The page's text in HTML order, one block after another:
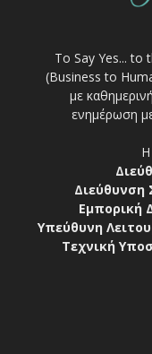
Το Say Yes... to
(Business to
με
ενημέρωση
Η
Διεύθυνση
Εμπορική
Υπεύθυνη
Τεχνική